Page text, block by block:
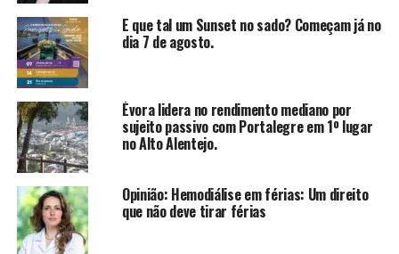
E que tal um Sunset no sado? Começam já no
dia 7 de agosto.
Évora lidera no rendimento mediano por
sujeito passivo com Portalegre em 1º lugar
no Alto Alentejo.
Opinião: Hemodiálise em férias: Um direito
que não deve tirar férias